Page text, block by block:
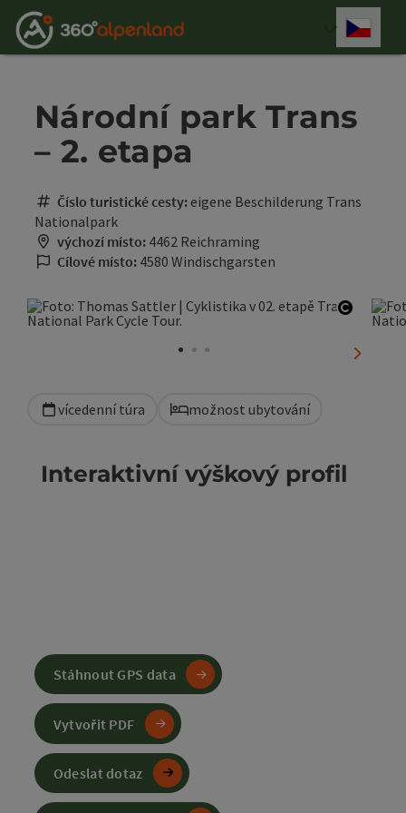
Obsah
Navigace
Začátek stránky
Kontakt
Hledám
Impressum
Pokyny k používání webové stránky
Úvodní strana
Volba
Národní park Trans
– 2. etapa
Číslo turistické cesty: eigene Beschilderung Trans
Nationalpark
výchozí místo: 4462 Reichraming
Cílové místo: 4580 Windischgarsten
vícedenní túra možnost ubytování
Interaktivní výškový profil
Stáhnout GPS data
Vytvořit PDF
Odeslat dotaz